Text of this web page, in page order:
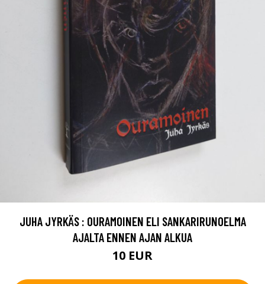
JUHA JYRKÄS : OURAMOINEN ELI SANKARIRUNOELMA
AJALTA ENNEN AJAN ALKUA
10 EUR